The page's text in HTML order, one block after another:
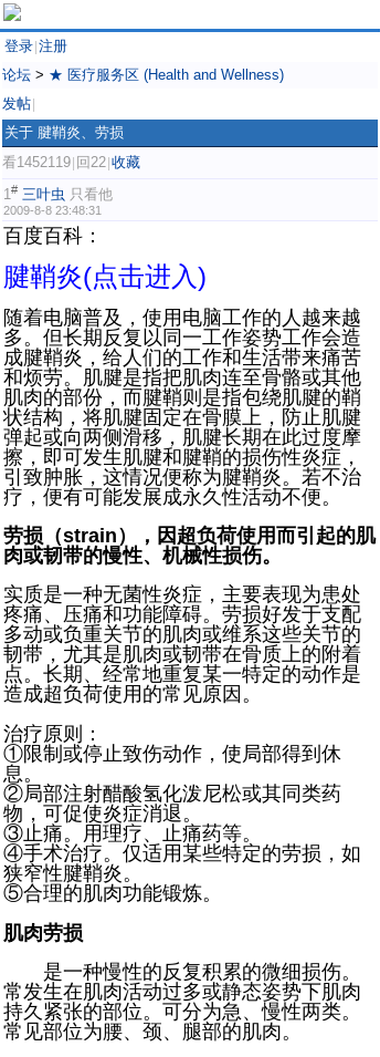
登录 注册
论坛 > ★ 医疗服务区 (Health and Wellness)
发帖
关于 腱鞘炎、劳损
看1452119 回22 收藏
1# 三叶虫 只看他
2009-8-8 23:48:31
百度百科：
腱鞘炎(点击进入)
随着电脑普及，使用电脑工作的人越来越
多。但长期反复以同一工作姿势工作会造
成腱鞘炎，给人们的工作和生活带来痛苦
和烦劳。肌腱是指把肌肉连至骨骼或其他
肌肉的部份，而腱鞘则是指包绕肌腱的鞘
状结构，将肌腱固定在骨膜上，防止肌腱
弹起或向两侧滑移，肌腱长期在此过度摩
擦，即可发生肌腱和腱鞘的损伤性炎症，
引致肿胀，这情况便称为腱鞘炎。若不治
疗，便有可能发展成永久性活动不便。
劳损（strain）
，因超负荷使用而引起的肌
肉或韧带的慢性、机械性损伤。
实质是一种无菌性炎症，主要表现为患处
疼痛、压痛和功能障碍。劳损好发于支配
多动或负重关节的肌肉或维系这些关节的
韧带，尤其是肌肉或韧带在骨质上的附着
点。长期、经常地重复某一特定的动作是
造成超负荷使用的常见原因。
治疗原则：
①限制或停止致伤动作，使局部得到休
息。
②局部注射醋酸氢化泼尼松或其同类药
物，可促使炎症消退。
③止痛。用理疗、止痛药等。
④手术治疗。仅适用某些特定的劳损，如
狭窄性腱鞘炎。
⑤合理的肌肉功能锻炼。
肌肉劳损
是一种慢性的反复积累的微细损伤。
常发生在肌肉活动过多或静态姿势下肌肉
持久紧张的部位。可分为急、慢性两类。
常见部位为腰、颈、腿部的肌肉。